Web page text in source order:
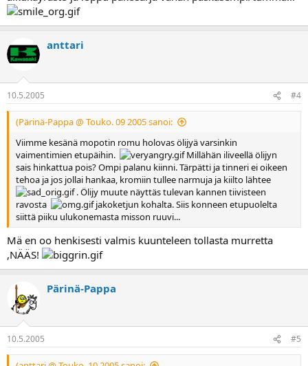
anttari
10.5.2005 #4
(Pärinä-Pappa @ Touko. 09 2005 sanoi:
Viimme kesänä mopotin romu holovas ölijyä varsinkin
vaimentimien etupäihin.
Millähän iliveellä ölijyn
sais hinkattua pois? Ompi palanu kiinni. Tärpätti ja tinneri ei oikeen
tehoa ja jos jollai hankaa, kromiin tullee narmuja ja kiilto lähtee
. Ölijy muute näyttäs tulevan kannen tiivisteen
ravosta
jakoketjun kohalta. Siis konneen etupuolelta
siittä piiku ulukonemasta misson ruuvi...
Mä en oo henkisesti valmis kuunteleen tollasta murretta
,NÄÄS!
Pärinä-Pappa
10.5.2005 #5